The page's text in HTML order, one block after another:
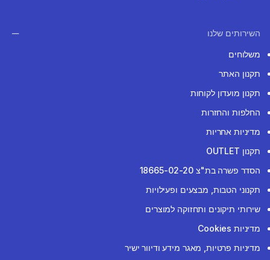
השירותים שלנו
משלוחים
תקנון האתר
תקנון מועדון לקוחות
החלפות והחזרות
מדיניות אחריות
תקנון OUTLET
הסדר פשרה בת"צ 18665-02-20
תקנוני הטבות, מבצעים ופעילויות
שירותי תיקונים ותחזוקה למוצרים
מדיניות Cookies
מדיניות פרטיות, מאגר מידע ודיוור ישיר